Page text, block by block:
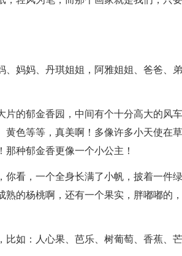
、妈妈、丹琪姐姐，阿雅姐姐、爸爸、
片的郁金香园，中间有个十分高大的风
黄色等等，真美啊！多像许多小天使在
种郁金香更像一个小公主！
你看，一个全身长满了小帆，披着一件
熟的杨桃啊，还有一个果实，胖嘟嘟的
如：人心果、芭乐、树葡萄、香蕉、